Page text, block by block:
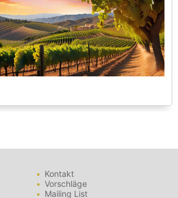
Kontakt
Vorschläge
Mailing List